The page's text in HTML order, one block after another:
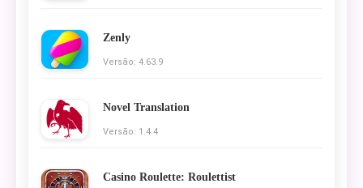
Zenly
Versão: 4.63.9
Novel Translation
Versão: 1.4.4
Casino Roulette: Roulettist